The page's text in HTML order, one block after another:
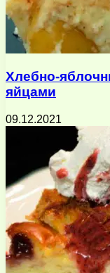
Хлебно-
яйцами
09.12.2021